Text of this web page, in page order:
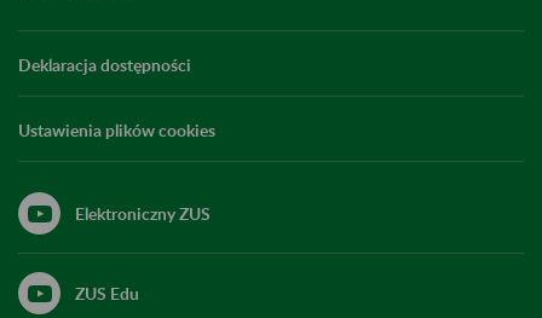
Deklaracja dostępności
Ustawienia plików cookies
Elektroniczny ZUS
ZUS Edu